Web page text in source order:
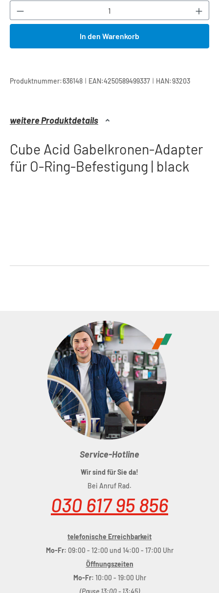
Produkt Anzahl: Gib den gewünschten
In den Warenkorb
Produktnummer:636148 | EAN:4250589499337 | HAN:93203
weitere Produktdetails
Cube Acid Gabelkronen-Adapter
für O-Ring-Befestigung | black
Service-Hotline
Wir sind für Sie da!
Bei Anruf Rad.
030 617 95 856
telefonische Erreichbarkeit
Mo-Fr: 09:00 - 12:00 und 14:00 - 17:00 Uhr
Öffnungszeiten
Mo-Fr: 10:00 - 19:00 Uhr
(Pause 13:00 - 13:45)